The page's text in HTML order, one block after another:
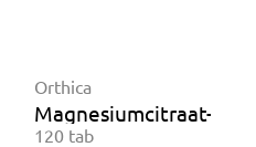
Orthica
Magnesiumcitraat-200
120 tab